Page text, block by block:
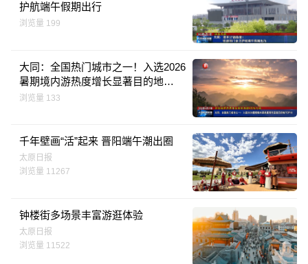
护航端午假期出行
浏览量 199
大同：全国热门城市之一！入选2026
暑期境内游热度增长显著目的地
TOP10
浏览量 133
千年壁画“活”起来 晋阳端午潮出圈
太原日报
浏览量 11267
钟楼街多场景丰富游逛体验
太原日报
浏览量 11522